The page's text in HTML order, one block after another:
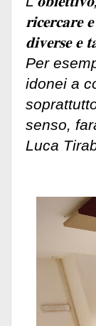
𝐫𝐢𝐜𝐞𝐫𝐜𝐚𝐫𝐞
𝐝𝐢𝐯𝐞𝐫𝐬𝐞 𝐞
Per
idonei a
senso,
Luca